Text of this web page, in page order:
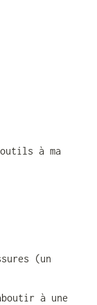
à ma
(un
à une